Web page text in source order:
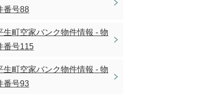
番号88
生町空家バンク物件情報 - 物
番号115
生町空家バンク物件情報 - 物
番号93